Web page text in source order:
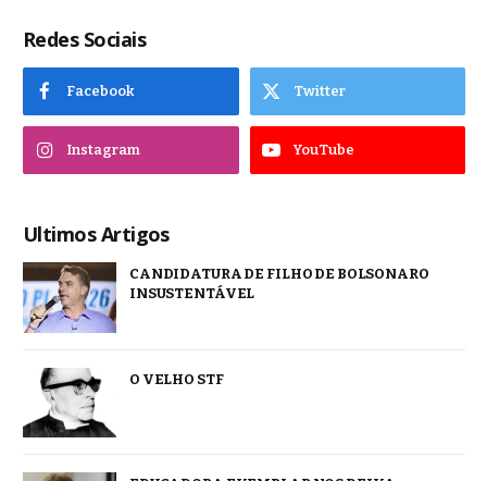
Redes Sociais
Facebook Twitter
Instagram YouTube
Ultimos Artigos
CANDIDATURA DE FILHO DE BOLSONARO
INSUSTENTÁVEL
O VELHO STF